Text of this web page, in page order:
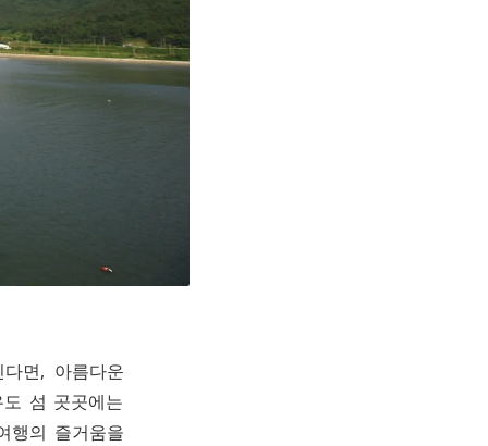
면, 아름다운
섬 곳곳에는
행의 즐거움을